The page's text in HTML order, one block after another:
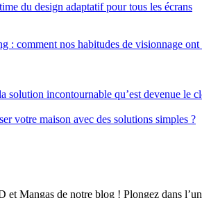
du design adaptatif pour tous les écrans
: comment nos habitudes de visionnage ont
solution incontournable qu’est devenue le
votre maison avec des solutions simples ?
et Mangas de notre blog ! Plongez dans